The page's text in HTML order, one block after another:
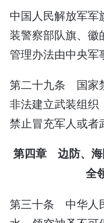
中国人民解放军军
装警察部队旗、徽
管理办法由中央军
第二十九条 国家
非法建立武装组织
禁止冒充军人或者
第四章 边防、海
全
第三十条 中华人